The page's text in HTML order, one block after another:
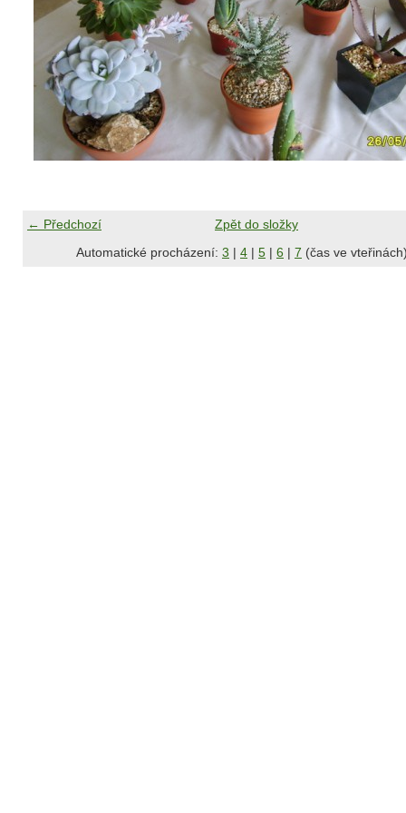
← Předchozí
Zpět do složky
Automatické procházení: 3 | 4 | 5 | 6 | 7 (čas ve